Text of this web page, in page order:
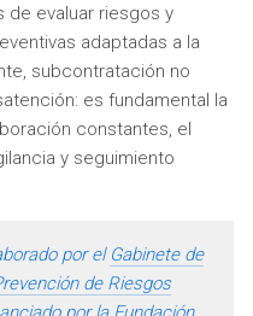
de evaluar riesgos y
adaptadas a la
subcontratación no
es fundamental la
constantes, el
y seguimiento
por el Gabinete de
de Riesgos